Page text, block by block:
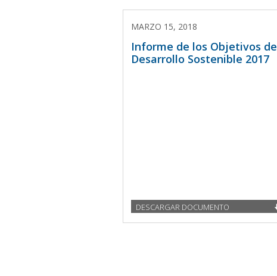
MARZO 15, 2018
Informe de los Objetivos de
Desarrollo Sostenible 2017
DESCARGAR DOCUMENTO